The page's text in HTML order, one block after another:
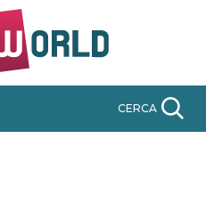
CERCA